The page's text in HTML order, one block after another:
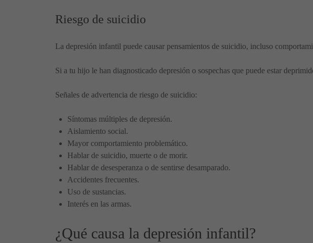
Riesgo de suicidio
La depresión infantil puede causar pensamientos de suicidio, incluso
Si a tu hijo le han diagnosticado depresión o sospechas que puede estar
Señales de advertencia de riesgo de suicidio:
Síntomas múltiples de depresión.
Aislamiento social.
Mayor comportamiento problemático.
Hablar de suicidio, muerte o de morir.
Hablar de desesperanza o de sentirse desamparado.
Accidentes frecuentes.
Uso de sustancias.
Interés en las armas.
¿Qué causa la depresión infantil?